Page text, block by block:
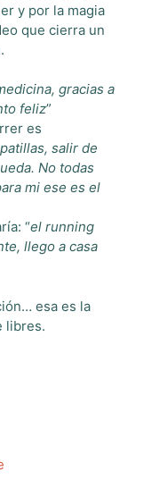
y por la magia
que cierra un
gracias a
feliz”
es
salir de
No todas
mi ese es el
“el running
llego a casa
esa es la
libres.